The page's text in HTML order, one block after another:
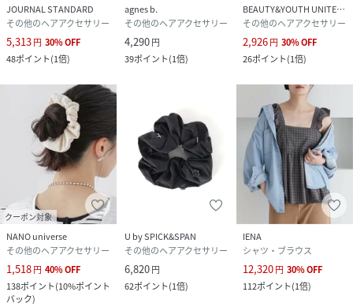
JOURNAL STANDARD
その他のヘアアクセサリー
5,313円 30%OFF
48ポイント(1倍)
agnes b.
その他のヘアアクセサリー
4,290円
39ポイント(1倍)
BEAUTY&YOUTH UNITED ARROWS
その他のヘアアクセサリー
2,926円 30%OFF
26ポイント(1倍)
クーポン対象
NANO universe
その他のヘアアクセサリー
1,518円 40%OFF
138ポイント(10%ポイント
バック)
U by SPICK&SPAN
その他のヘアアクセサリー
6,820円
62ポイント(1倍)
IENA
シャツ・ブラウス
12,320円 30%OFF
112ポイント(1倍)